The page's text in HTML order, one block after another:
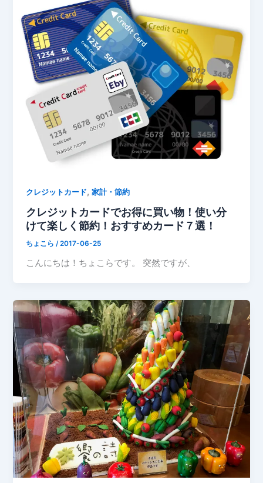
クレジットカード,家計・節約
クレジットカードでお得に買い物！使い分
けて楽しく節約！おすすめカード７選！
ちょこら/2017-06-25
こんにちは！ちょこらです。 突然ですが、